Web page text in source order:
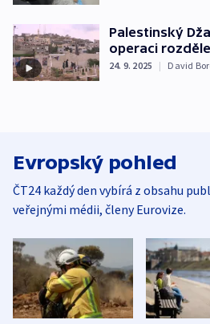
Palestinský
operaci
24. 9. 2025 | David
Evropský pohled
ČT24 každý den vybírá z obsahu
veřejnými médii, členy Eurovize.